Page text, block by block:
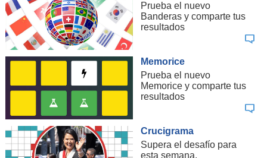
Prueba el nuevo
Banderas y comparte tus
resultados
Memorice
Prueba el nuevo
Memorice y comparte tus
resultados
Crucigrama
Supera el desafío para
esta semana.